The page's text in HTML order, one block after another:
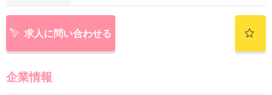
求人に問い合わせる
企業情報